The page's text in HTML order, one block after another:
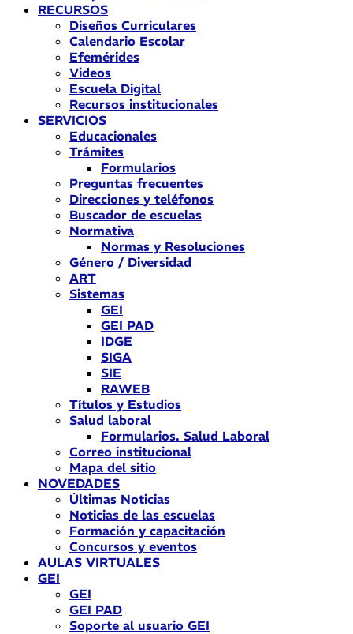
RECURSOS
Diseños Curriculares
Calendario Escolar
Efemérides
Videos
Escuela Digital
Recursos institucionales
SERVICIOS
Educacionales
Trámites
Formularios
Preguntas frecuentes
Direcciones y teléfonos
Buscador de escuelas
Normativa
Normas y Resoluciones
Género / Diversidad
ART
Sistemas
GEI
GEI PAD
IDGE
SIGA
SIE
RAWEB
Títulos y Estudios
Salud laboral
Formularios. Salud Laboral
Correo institucional
Mapa del sitio
NOVEDADES
Últimas Noticias
Noticias de las escuelas
Formación y capacitación
Concursos y eventos
AULAS VIRTUALES
GEI
GEI
GEI PAD
Soporte al usuario GEI